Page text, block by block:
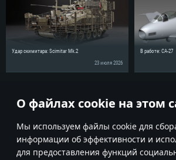
О файлах cookie на этом
Мы используем файлы cookie для
информации об эффективности и
для предоставления функций
Удар скимитара: Scimitar Mk.2
23 июля 2026
В работе: CA-27
Поделись новостью с друзьями!